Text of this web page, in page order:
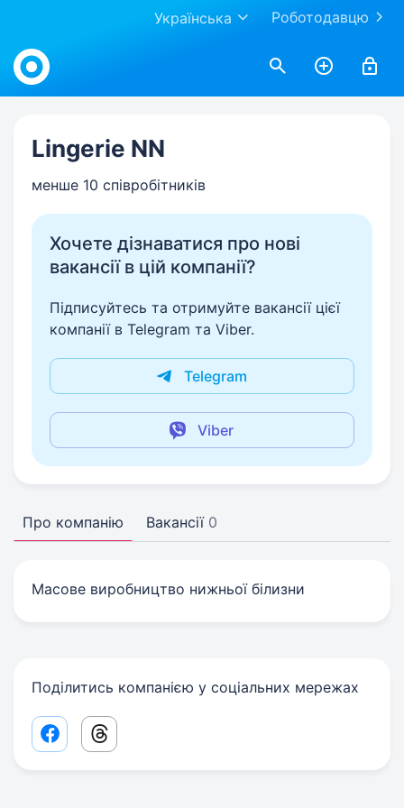
Роботодавцю
Українська
Work.ua
Lingerie NN
менше 10 співробітників
Хочете дізнаватися про нові
вакансії в цій компанії?
Підписуйтесь та отримуйте вакансії цієї
компанії в Telegram та Viber.
Telegram
Viber
Про компанію Вакансії 0
Масове виробництво нижньої білизни
Поділитись компанією у соціальних мережах
Facebook share link
Threads share link